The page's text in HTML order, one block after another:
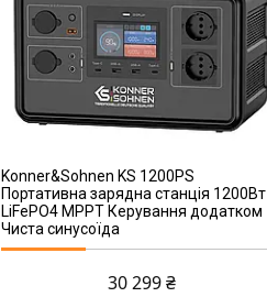
Konner&Sohnen KS 1200PS
Портативна зарядна станція 1200Вт
LiFePO4 МРРТ Керування додатком
Чиста синусоїда
30 299 ₴